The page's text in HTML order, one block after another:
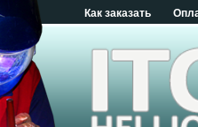
Как заказать